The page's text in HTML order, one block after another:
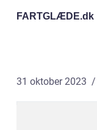
FARTGLÆDE.dk
31 oktober 2023